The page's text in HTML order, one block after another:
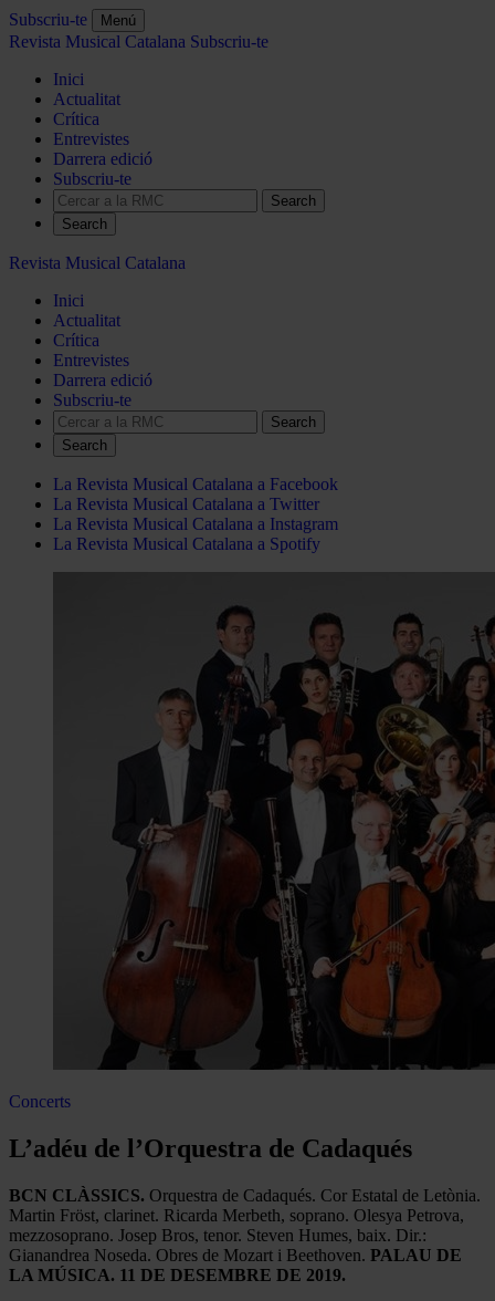
Subscriu-te Menú
Revista Musical Catalana Subscriu-te
Inici
Actualitat
Crítica
Entrevistes
Darrera edició
Subscriu-te
Search
Revista Musical Catalana
Inici
Actualitat
Crítica
Entrevistes
Darrera edició
Subscriu-te
Search
La Revista Musical Catalana a Facebook
La Revista Musical Catalana a Twitter
La Revista Musical Catalana a Instagram
La Revista Musical Catalana a Spotify
Concerts
L’adéu de l’Orquestra de Cadaqués
BCN CLÀSSICS. Orquestra de Cadaqués. Cor Estatal de Letònia.
Martin Fröst, clarinet. Ricarda Merbeth, soprano. Olesya Petrova,
mezzosoprano. Josep Bros, tenor. Steven Humes, baix. Dir.:
Gianandrea Noseda. Obres de Mozart i Beethoven. PALAU DE
LA MÚSICA. 11 DE DESEMBRE DE 2019.